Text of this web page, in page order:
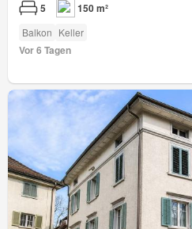
5 150 m²
Balkon Keller
Vor 6 Tagen